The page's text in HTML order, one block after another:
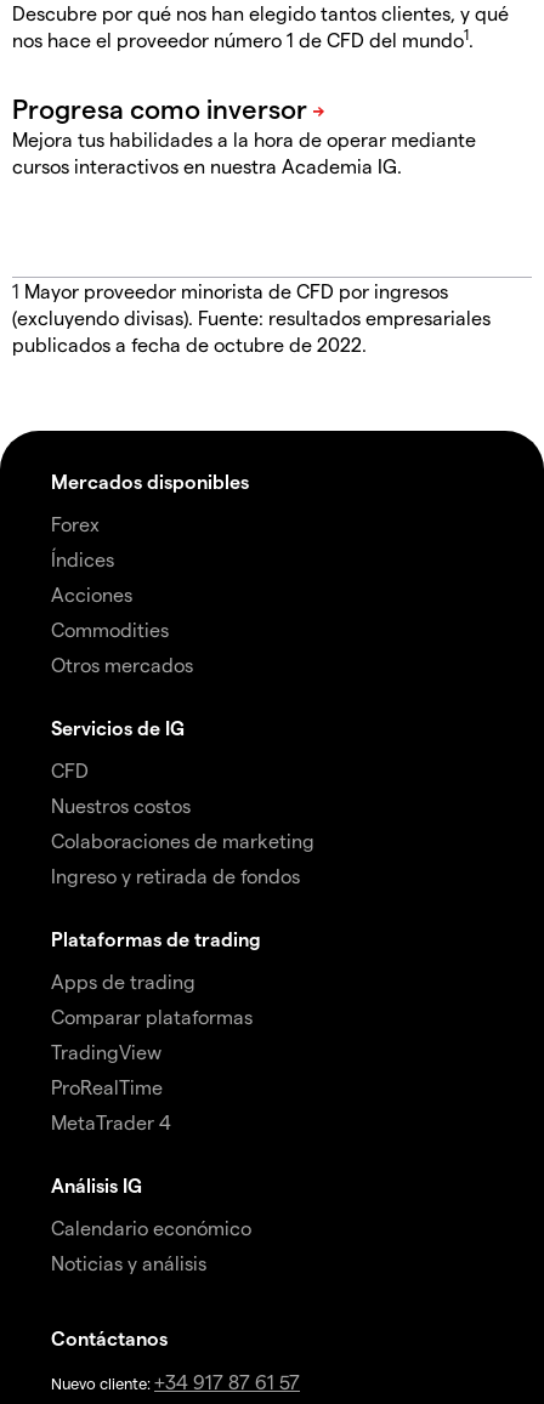
Descubre por qué nos han elegido tantos clientes, y qué
nos hace el proveedor número 1 de CFD del mundo1.
Mejora tus habilidades a la hora de operar mediante
cursos interactivos en nuestra Academia IG.
1 Mayor proveedor minorista de CFD por ingresos
(excluyendo divisas). Fuente: resultados empresariales
publicados a fecha de octubre de 2022.
Mercados disponibles
Forex
Índices
Acciones
Commodities
Otros mercados
Servicios de IG
CFD
Nuestros costos
Colaboraciones de marketing
Ingreso y retirada de fondos
Plataformas de trading
Apps de trading
Comparar plataformas
TradingView
ProRealTime
MetaTrader 4
Análisis IG
Calendario económico
Noticias y análisis
Contáctanos
Nuevo cliente: +34 917 87 61 57